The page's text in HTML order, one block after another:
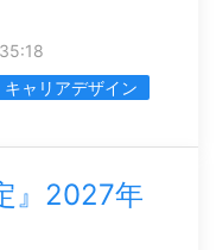
キャリアデザイン
』2027年